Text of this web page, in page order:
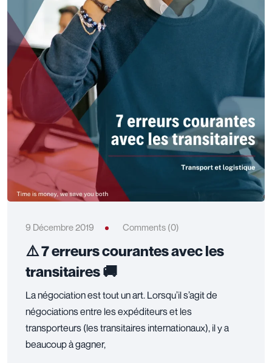
9 Décembre 2019 Comments (0)
⚠️ 7 erreurs courantes avec les
transitaires 🚚
La négociation est tout un art. Lorsqu’il s’agit de
négociations entre les expéditeurs et les
transporteurs (les transitaires internationaux), il y a
beaucoup à gagner,